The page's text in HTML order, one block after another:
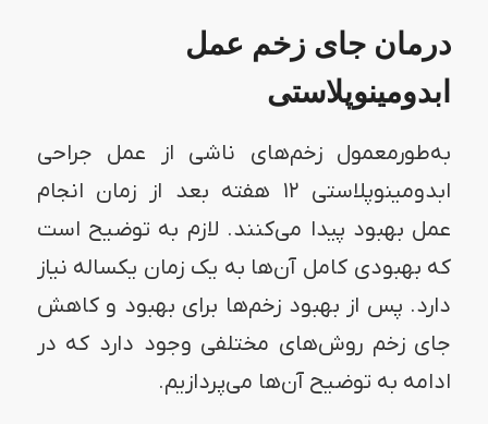
درمان جای زخم عمل
ابدومینوپلاستی
به‌طورمعمول زخم‌های ناشی از عمل جراحی
ابدومینوپلاستی ۱۲ هفته بعد از زمان انجام
عمل بهبود پیدا می‌کنند. لازم به توضیح است
که بهبودی کامل آن‌ها به یک زمان یکساله نیاز
دارد. پس از بهبود زخم‌ها برای بهبود و کاهش
جای زخم روش‌های مختلفی وجود دارد که در
ادامه به توضیح آن‌ها می‌پردازیم.